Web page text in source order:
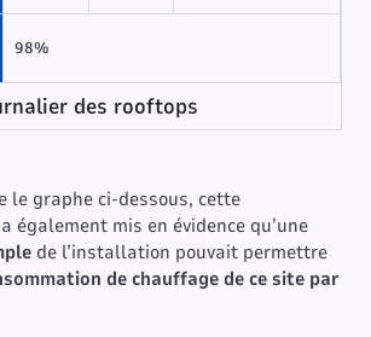
des rooftops
98%
le graphe ci-dessous, cette
également mis en évidence qu’une
de l’installation pouvait permettre
de chauffage de ce site par